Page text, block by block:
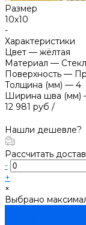
Размер
10х10
-
Характеристики
Цвет — жёлтая
Материал —
Поверхность —
Толщина (мм) — 4
Ширина шва (мм)
12 981 руб /
Нашли дешевле?
Рассчитать
-
+
×
Выбрано